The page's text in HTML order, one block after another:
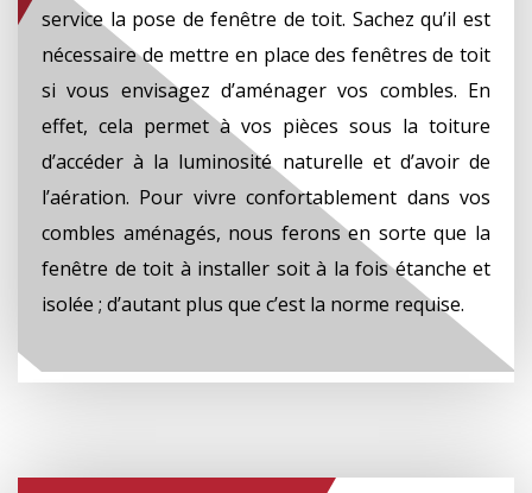
service la pose de fenêtre de toit. Sachez qu’il est
nécessaire de mettre en place des fenêtres de toit
si vous envisagez d’aménager vos combles. En
effet, cela permet à vos pièces sous la toiture
d’accéder à la luminosité naturelle et d’avoir de
l’aération. Pour vivre confortablement dans vos
combles aménagés, nous ferons en sorte que la
fenêtre de toit à installer soit à la fois étanche et
isolée ; d’autant plus que c’est la norme requise.